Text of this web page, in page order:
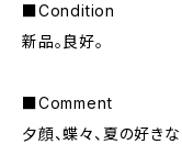
■Condition
新品。良好。
■Comment
夕顔、蝶々、夏の好き